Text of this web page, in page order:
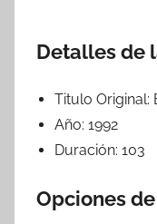
Detalles de
Titulo Original:
Año: 1992
Duración: 103
Opciones